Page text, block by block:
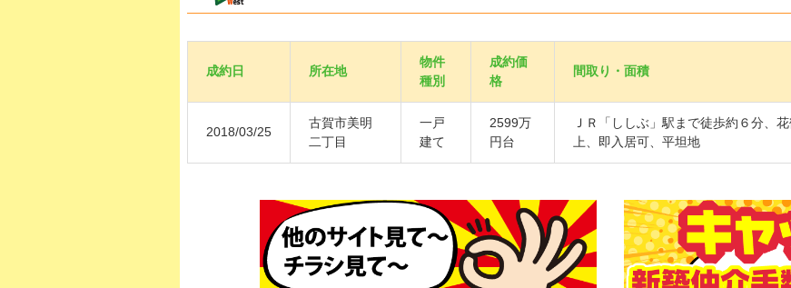
成約日 所在地
物件
種別
成約価
格
間取り・面積
2018/03/25
古賀市美明
二丁目
一戸
建て
2599万
円台
ＪＲ「ししぶ」駅まで徒歩約６分、
上、即入居可、平坦地